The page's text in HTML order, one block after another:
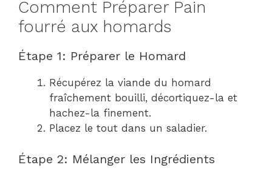
Comment Préparer Pain
fourré aux homards
Étape 1: Préparer le Homard
Récupérez la viande du homard
fraîchement bouilli, décortiquez-la et
hachez-la finement.
Placez le tout dans un saladier.
Étape 2: Mélanger les Ingrédients